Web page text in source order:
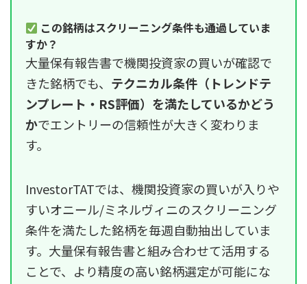
この銘柄はスクリーニング条件も通過していま
すか？
大量保有報告書で機関投資家の買いが確認で
きた銘柄でも、 テクニカル条件（トレンドテ
ンプレート・RS評価）を満たしているかどう
かでエントリーの信頼性が大きく変わりま
す。
InvestorTATでは、機関投資家の買いが入りや
すいオニール/ミネルヴィニのスクリーニング
条件を満たした銘柄を毎週自動抽出していま
す。大量保有報告書と組み合わせて活用する
ことで、より精度の高い銘柄選定が可能にな